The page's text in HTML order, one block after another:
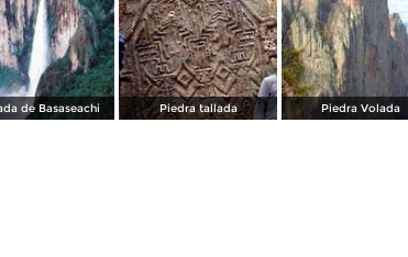
de Basaseachi Piedra tallada Piedra Volada